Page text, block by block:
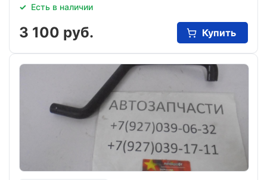
Есть в наличии
3 100 руб. Купить